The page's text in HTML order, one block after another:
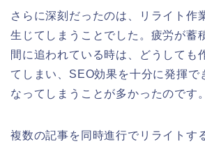
さらに深刻だったのは、リライト作
生じてしまうことでした。疲労が蓄
間に追われている時は、どうしても
てしまい、SEO効果を十分に発揮で
なってしまうことが多かったのです。
複数の記事を同時進行でリライトす